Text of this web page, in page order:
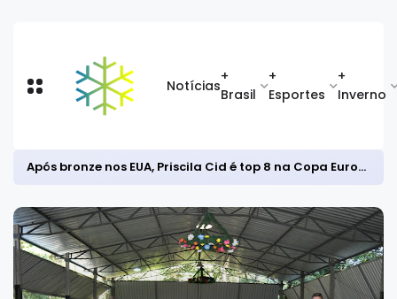
Notícias
+
Brasil
+
Esportes
+
Inverno
Após bronze nos EUA, Priscila Cid é top 8 na Copa Europeia de snowboard halfpipe